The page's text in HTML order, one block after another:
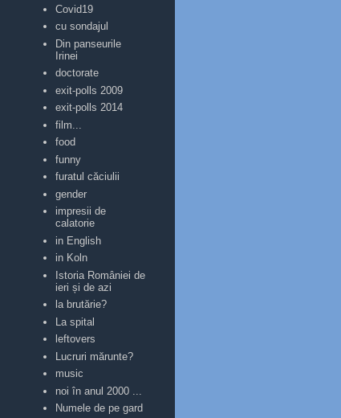
Covid19
cu sondajul
Din panseurile
Irinei
doctorate
exit-polls 2009
exit-polls 2014
film...
food
funny
furatul căciulii
gender
impresii de
calatorie
in English
in Koln
Istoria României de
ieri și de azi
la brutărie?
La spital
leftovers
Lucruri mărunte?
music
noi în anul 2000 ...
Numele de pe gard